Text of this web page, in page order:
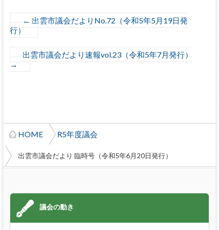
← 出雲市議会だよりNo.72（令和5年5月19日発
行）
出雲市議会だより速報vol.23（令和5年7月発行）
→
HOME R5年度議会
出雲市議会だより 臨時号（令和5年6月20日発行）